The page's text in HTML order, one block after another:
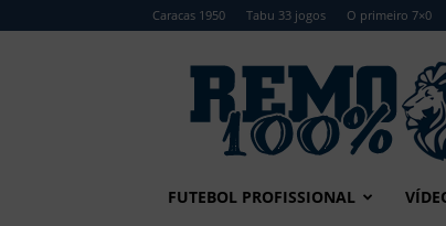
Caracas 1950 Tabu 33 jogos O primeiro 7×0
Remo
FUTEBOL PROFISSIONAL